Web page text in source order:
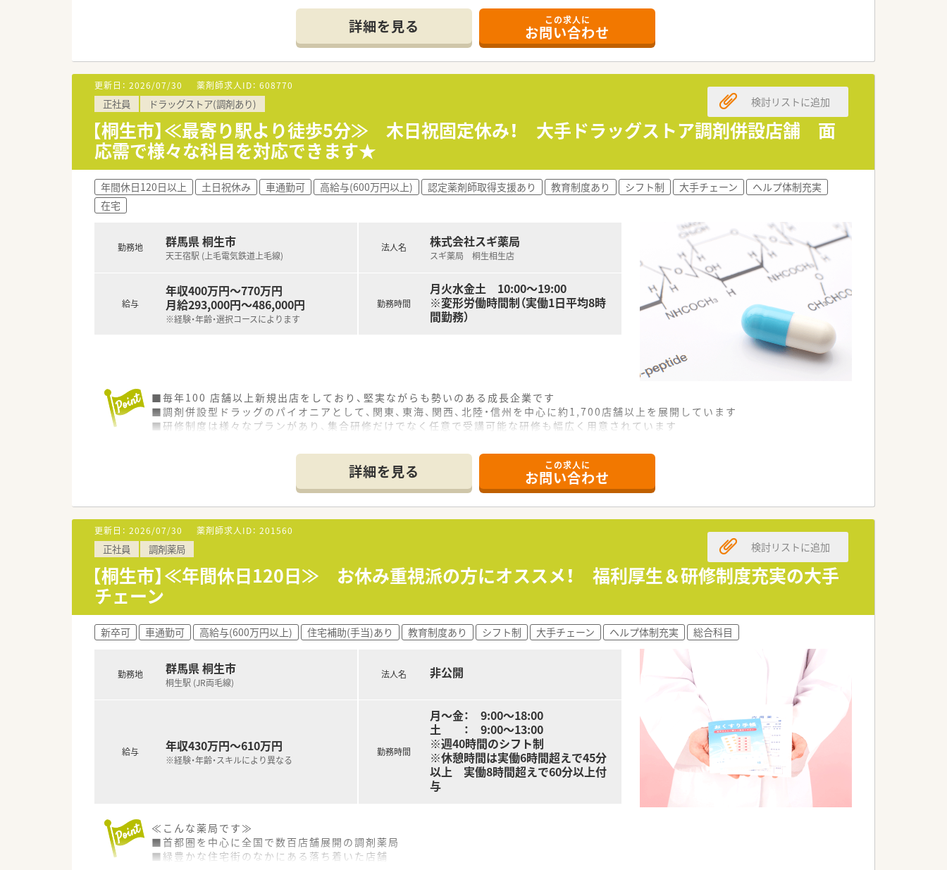
部」への「海外研修」を行っています。
■韓国、台湾、タイなどアジアでの研修も毎年行っており、毎年10名程度の薬剤師が参加しています。
＜社宅制度アリ！福利厚生が整っています＞
■年間休日は120日前後あり、プライベートを重視したい方にもオススメ。
■育休・産休後の復帰率は100％！
■結婚・出産を経て長く働ける環境があり、ライフステージに沿ってしっかりしたキャリアを描けます。
■全国コースもしくはエリアコースの方を対象に借り上げ社宅制度（家賃補助）がございます。
■時間外手当は1分単位での支給となります。
＜こんな薬局です＞
■門前医院より、内科・皮膚科・消化器科の処方箋を主に応需しています。
■処方枚数は1日80枚程度、薬剤師2名体制で店舗運営を行っています。
■調剤事務が2名いるため、対人業務に専念することができます。
■門前のドクターは親切で親身になって相談に乗ってくれると地元で評判の先生です。
＜こんな企業です＞
■北海道から関西地方まで約200店舗の調剤薬局を展開しています。
■安定性が高く、今後も成長を続ける企業ですので、長期的なご活躍が望めます。
詳細を見る この求人に
お問い合わせ
更新日： 2026/07/30 薬剤師求人ID： 608770
正社員 ドラッグストア(調剤あり)
【桐生市】≪最寄り駅より徒歩5分≫ 木日祝固定休み！ 大手ドラッグストア調剤併設店舗 面
応需で様々な科目を対応できます★
検討リストに追加
年間休日120日以上 土日祝休み 車通勤可 高給与(600万円以上) 認定薬剤師取得支援あり 教育制度あり シフト制 大手チェーン
ヘルプ体制充実
在宅
勤務地 群馬県 桐生市
天王宿駅 (上毛電気鉄道上毛線)
給与
年収400万円～770万円
月給293,000円～486,000円
※経験・年齢・選択コースによります
法人名 株式会社スギ薬局
スギ薬局 桐生相生店
勤務時間
月火水金土 10:00〜19:00
※変形労働時間制（実働1日平均8時
間勤務）
■毎年100 店舗以上新規出店をしており、堅実ながらも勢いのある成長企業です
■調剤併設型ドラッグのパイオニアとして、関東、東海、関西、北陸・信州を中心に約1,700店舗以上を展開しています
■研修制度は様々なプランがあり、集合研修だけでなく任意で受講可能な研修も幅広く用意されています
■総合薬剤師・調剤薬剤師（土日休み・19時までの勤務）どちらかの働き方を選択できます
■調剤併設型だけでなく「医療モール・クリニック併設店舗」「敷地内薬局」「訪問調剤特化型店舗」など様々な店舗を運営しています
■在宅医療にも積極的取り組んでおり「訪問調剤特化型店舗」を50店舗以上、無菌調剤室は業界最多の51店舗設置しています
■「プラチナくるみん認定企業」「健康経営優良法人2023（大規模法人部門）認定」等を取得し一人ひとりが働きやすい環境が整備されて
います
■充実した研修制度、人事制度、評価制度、キャリア支援制度等があるのも特徴です
詳細を見る この求人に
お問い合わせ
更新日： 2026/07/30 薬剤師求人ID： 201560
正社員 調剤薬局
【桐生市】≪年間休日120日≫ お休み重視派の方にオススメ！ 福利厚生＆研修制度充実の大手
チェーン
検討リストに追加
新卒可 車通勤可 高給与(600万円以上) 住宅補助(手当)あり 教育制度あり シフト制 大手チェーン ヘルプ体制充実 総合科目
勤務地 群馬県 桐生市
桐生駅 (JR両毛線)
給与 年収430万円～610万円
※経験・年齢・スキルにより異なる
法人名 非公開
勤務時間
月～金： 9:00～18:00
土 ： 9:00～13:00
※週40時間のシフト制
※休憩時間は実働6時間超えで45分
以上 実働8時間超えで60分以上付
与
≪こんな薬局です≫
■首都圏を中心に全国で数百店舗展開の調剤薬局
■緑豊かな住宅街のなかにある落ち着いた店舗